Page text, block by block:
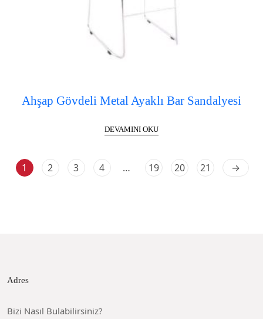
Ahşap Gövdeli Metal Ayaklı Bar Sandalyesi
DEVAMINI OKU
1 2 3 4 … 19 20 21 →
Adres
Bizi Nasıl Bulabilirsiniz?